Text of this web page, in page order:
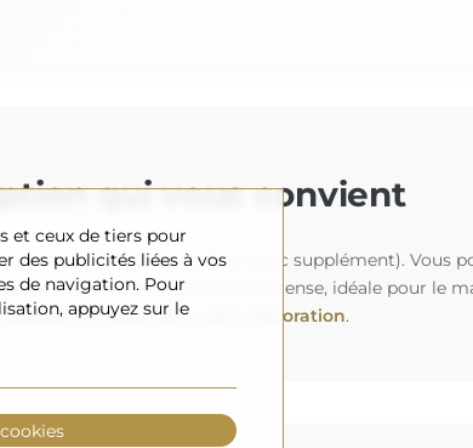
qui vous convient
votre intérieur (en option avec supplément). Vous
ou une lumière plus vive et intense, idéale pour le
parfaitement votre décoration.
et ceux de tiers pour
des publicités liées à vos
de navigation. Pour
appuyez sur le